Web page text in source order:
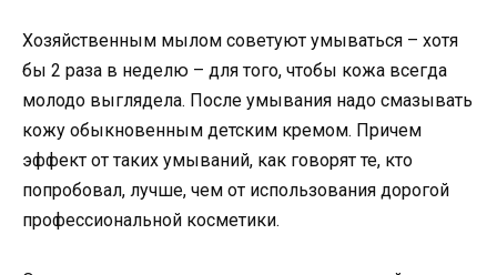
Хозяйственным мылом советуют умываться – хотя
бы 2 раза в неделю – для того, чтобы кожа всегда
молодо выглядела. После умывания надо смазывать
кожу обыкновенным детским кремом. Причем
эффект от таких умываний, как говорят те, кто
попробовал, лучше, чем от использования дорогой
профессиональной косметики.